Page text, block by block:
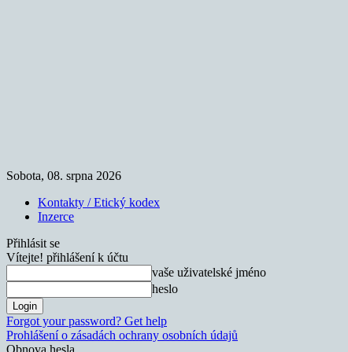
Sobota, 08. srpna 2026
Kontakty / Etický kodex
Inzerce
Přihlásit se
Vítejte! přihlášení k účtu
vaše uživatelské jméno
heslo
Forgot your password? Get help
Prohlášení o zásadách ochrany osobních údajů
Obnova hesla